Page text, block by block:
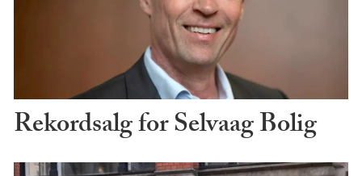
Rekordsalg for Selvaag Bolig